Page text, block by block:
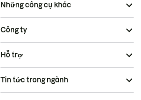
Những công cụ khác
Công ty
Hỗ trợ
Tin tức trong ngành